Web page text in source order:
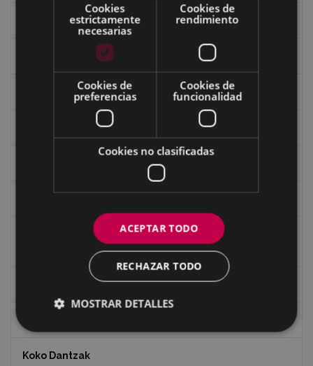
Fondo Bolumburu
Fondo Carlos Narbaiza
Ignacio Zuloaga, cuadros del autor en las tiendas de
Indalecio Ojanguren Diputación de Gipuzkoa
Koko Dantzak
Cookies
estrictamente
necesarias
Cookies de
rendimiento
Cookies de
preferencias
Cookies de
funcionalidad
Cookies no clasificadas
ACEPTAR TODO
RECHAZAR TODO
MOSTRAR DETALLES